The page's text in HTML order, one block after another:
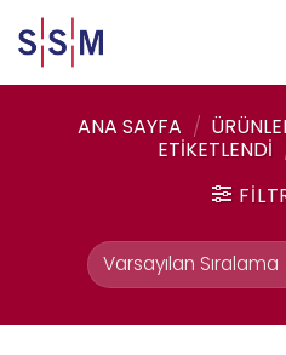
to
content
ANA SAYFA /
ETIKETLENDI